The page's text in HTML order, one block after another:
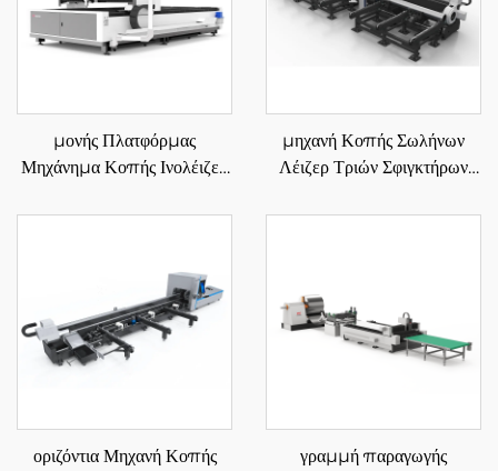
μονής Πλατφόρμας
Μηχάνημα Κοπής Ινολέιζερ
μηχανή Κοπής Σωλήνων
Λέιζερ Τριών Σφιγκτήρων
οριζόντια Μηχανή Κοπής
γραμμή παραγωγής